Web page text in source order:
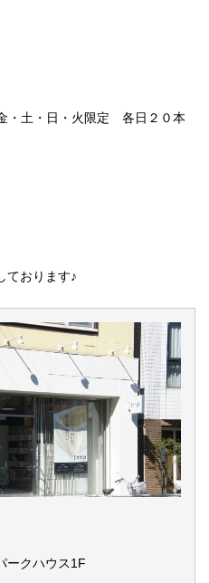
土・日・火限定 各日２０本
ております♪
ークハウス1F